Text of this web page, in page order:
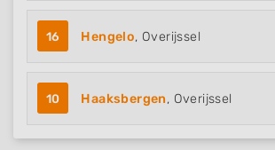
16 Hengelo, Overijssel
10 Haaksbergen, Overijssel